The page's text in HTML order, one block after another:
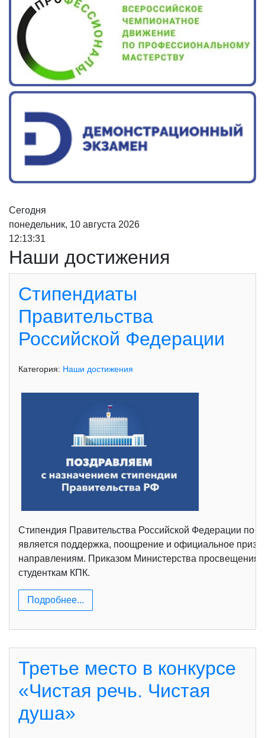
Сегодня
понедельник, 10 августа 2026
12:13:32
Наши достижения
Стипендиаты
Правительства
Российской Федерации
Категория: Наши достижения
Стипендия Правительства Российской Федерации по
является поддержка, поощрение и официальное
направлениям. Приказом Министерства просвещения
студенткам КПК.
Подробнее...
Третье место в конкурсе
«Чистая речь. Чистая
душа»